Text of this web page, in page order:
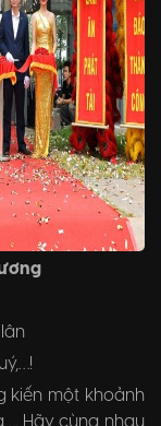
kiến một khoảnh